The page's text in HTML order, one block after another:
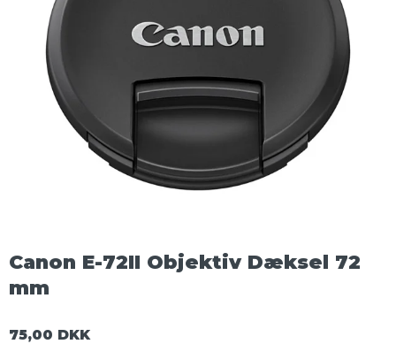
Canon E-72II Objektiv Dæksel 72
mm
75,00 DKK